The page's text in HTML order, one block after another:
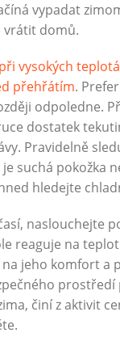
vypadat
vrátit domů.
při vysokých
přehřátím.
odpoledne.
dostatek
Pravidelně
suchá pokožka
hledejte
naslouchejte
reaguje na
jeho komfort a
činí z aktivit